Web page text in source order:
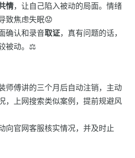
情，让自己陷入被动的局面。情绪
致焦虑失眠😟
确认和录音取证，真有问题的话，
被动。⚖️
师傅讲的三个月后自动注销，主动
，上网搜索类似案例，提前规避风
向官网客服核实情况，并及时止